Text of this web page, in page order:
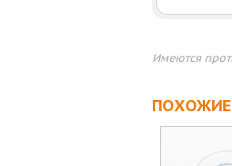
Имеются